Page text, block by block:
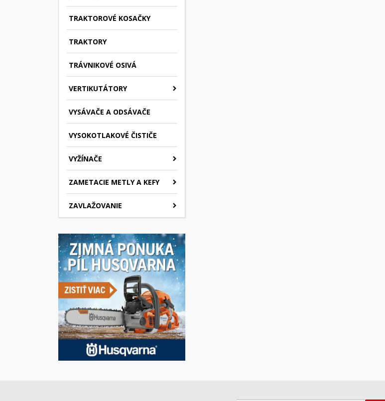
TRAKTOROVÉ KOSAČKY
TRAKTORY
TRÁVNIKOVÉ OSIVÁ
VERTIKUTÁTORY
VYSÁVAČE A ODSÁVAČE
VYSOKOTLAKOVÉ ČISTIČE
VYŽÍNAČE
ZAMETACIE METLY A KEFY
ZAVLAŽOVANIE